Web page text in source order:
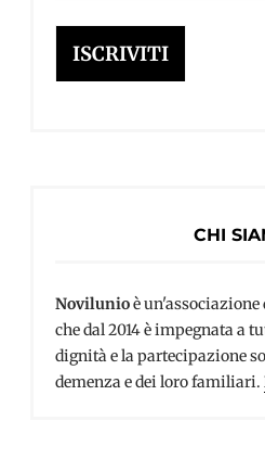
mail
ISCRIVITI
CHI
Novilunioè
che dal 2014 è impegnata a
dignità e la partecipazione
demenza e dei loro familiari.